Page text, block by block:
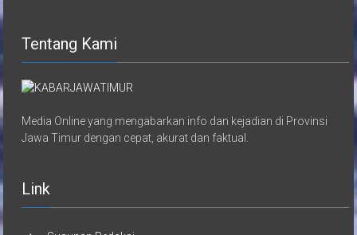
Tentang Kami
Media Online yang mengabarkan info dan kejadian di Provinsi
Jawa Timur dengan cepat, akurat dan faktual.
Link